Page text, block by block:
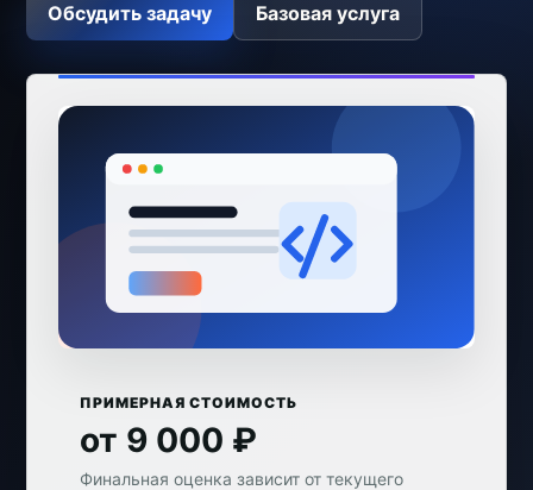
Обсудить задачу Базовая услуга
ПРИМЕРНАЯ СТОИМОСТЬ
от 9 000 ₽
Финальная оценка зависит от текущего